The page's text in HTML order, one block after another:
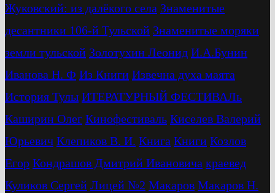
Жуковский: из далёкого села Знаменитые
десантники 106-й Тульской Знаменитые моряки
земли тульской Золотухин Леонид И.А.Бунин
Иванова Н. Ф Из Книги Извечна духа маята
История Тулы ИТЕРАТУРНЫЙ ФЕСТИВАЛь
Каширин Олег Кинофестиваль Киселев Валерий
Юрьевич Клепиков В. И. Книга Книги Козлов
Егор Кондрашов Дмитрий Ивановича краевед
Куликов Сергей Лицей №2 Макаров Макаров Н.